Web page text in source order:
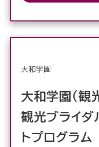
大和学園
大和学園（観
観光ブライダ
トプログラム